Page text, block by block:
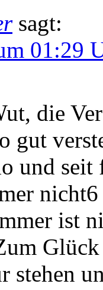
sagt:
01:29
die
gut
und
ist
stehen